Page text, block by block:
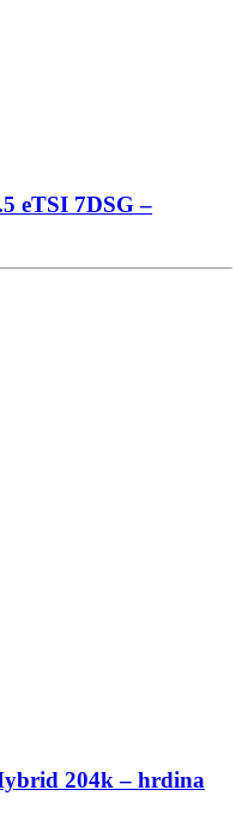
eTSI 7DSG –
204k – hrdina